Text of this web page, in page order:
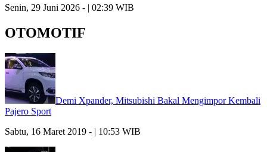
Senin, 29 Juni 2026 - | 02:39 WIB
OTOMOTIF
Demi Xpander, Mitsubishi Bakal Mengimpor Kembali
Pajero Sport
Sabtu, 16 Maret 2019 - | 10:53 WIB